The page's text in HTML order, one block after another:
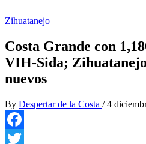
Zihuatanejo
Costa Grande con
VIH-Sida; Zihuatanejo
nuevos
By Despertar de la Costa / 4
Facebook